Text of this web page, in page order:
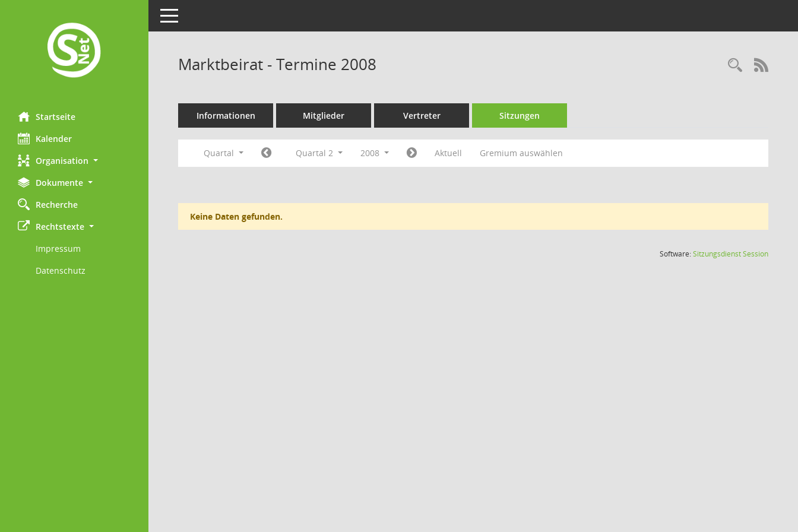
Startseite
Kalender
Organisation
Dokumente
Recherche
Rechtstexte
Impressum
Datenschutz
Toggle navigation
Marktbeirat - Termine 2008
Informationen Mitglieder Vertreter Sitzungen
Quartal Quartal 2 2008 Aktuell Gremium auswählen
Keine Daten gefunden.
Software:SitzungsdienstSession(Wird in